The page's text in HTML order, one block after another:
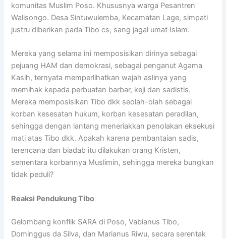
komunitas Muslim Poso. Khususnya warga Pesantren
Walisongo. Desa Sintuwulemba, Kecamatan Lage, simpati
justru diberikan pada Tibo cs, sang jagal umat Islam.
Mereka yang selama ini memposisikan dirinya sebagai
pejuang HAM dan demokrasi, sebagai penganut Agama
Kasih, ternyata memperlihatkan wajah aslinya yang
memihak kepada perbuatan barbar, keji dan sadistis.
Mereka memposisikan Tibo dkk seolah-olah sebagai
korban kesesatan hukum, korban kesesatan peradilan,
sehingga dengan lantang meneriakkan penolakan eksekusi
mati atas Tibo dkk. Apakah karena pembantaian sadis,
terencana dan biadab itu dilakukan orang Kristen,
sementara korbannya Muslimin, sehingga mereka bungkan
tidak peduli?
Reaksi Pendukung Tibo
Gelombang konflik SARA di Poso, Vabianus Tibo,
Dominggus da Silva, dan Marianus Riwu, secara serentak